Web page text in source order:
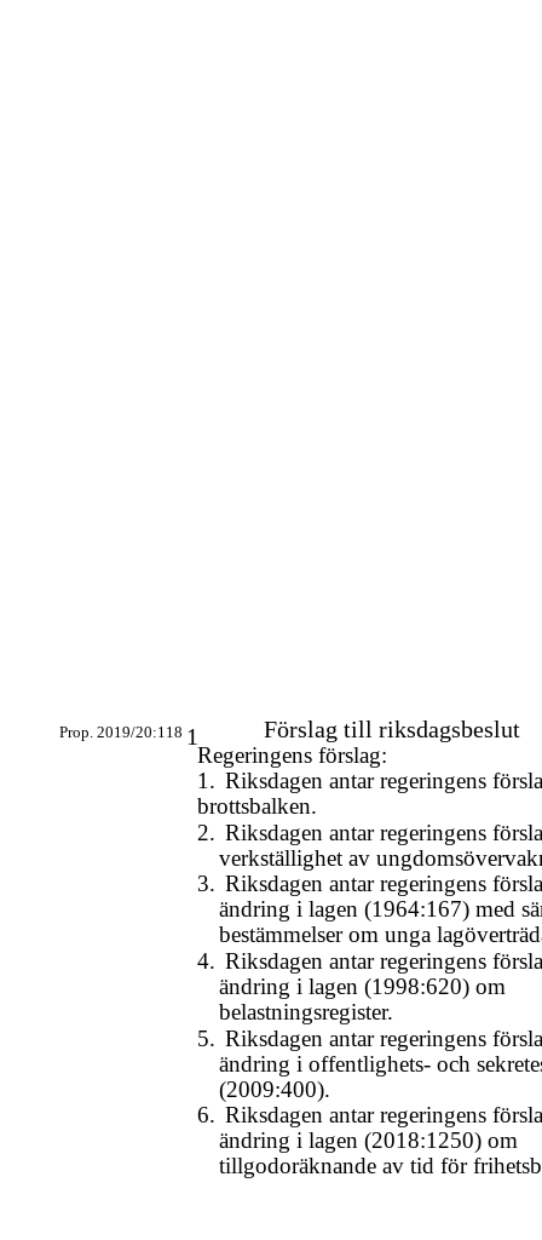
Prop. 2019/20:118 1 Förslag till riksdagsbeslut
Regeringens förslag:
1. Riksdagen antar regeringens
brottsbalken.
2. Riksdagen antar regeringens
verkställighet av
3. Riksdagen antar regeringens
ändring i lagen (1964:167) med
bestämmelser om unga
4. Riksdagen antar regeringens
ändring i lagen (1998:620) om
belastningsregister.
5. Riksdagen antar regeringens
ändring i offentlighets- och
(2009:400).
6. Riksdagen antar regeringens
ändring i lagen (2018:1250) om
tillgodoräknande av tid för